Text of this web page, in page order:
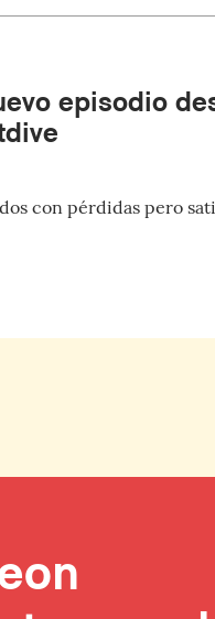
episodio
con pérdidas pero